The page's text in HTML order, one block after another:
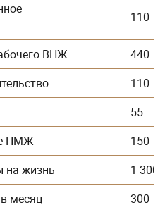
110
ВНЖ
440
110
55
ПМЖ
150
на жизнь
1 300
месяц
300